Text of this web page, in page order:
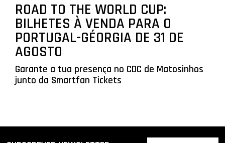
ROAD TO THE WORLD CUP:
BILHETES À VENDA PARA O
PORTUGAL-GÉORGIA DE 31 DE
AGOSTO
Garante a tua presença no CDC de Matosinhos
junto da Smartfan Tickets